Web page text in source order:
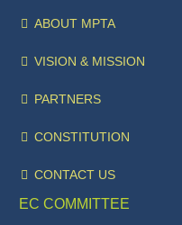
ABOUT MPTA
VISION & MISSION
PARTNERS
CONSTITUTION
CONTACT US
EC COMMITTEE